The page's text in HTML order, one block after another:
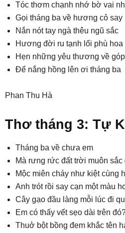
Tóc thơm chạnh nhớ bờ vai
Gọi tháng ba về hương cỏ say
Nắn nót tay ngà thêu ngũ sắc
Hương đời ru tạnh lối phù hoa
Hẹn những yêu thương về
Để nắng hồng lên ơi tháng ba
Phan Thu Hà
Thơ tháng 3: Tự
Tháng ba về chưa em
Mà rưng rức đất trời muôn sắc
Mộc miên cháy như kiệt cùng
Anh trót rồi say cạn một màu
Cây gạo đầu làng mỗi lúc đi
Em có thấy vết sẹo dài trên
Thuở bột bồng đem khắc tên